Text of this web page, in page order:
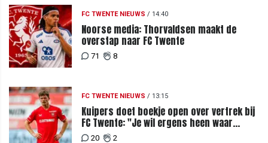
FC TWENTE NIEUWS / 14:40
Noorse media: Thorvaldsen maakt de
overstap naar FC Twente
71 8
FC TWENTE NIEUWS / 13:15
Kuipers doet boekje open over vertrek bij
FC Twente: "Je wil ergens heen waar
mensen je waarderen"
20 2